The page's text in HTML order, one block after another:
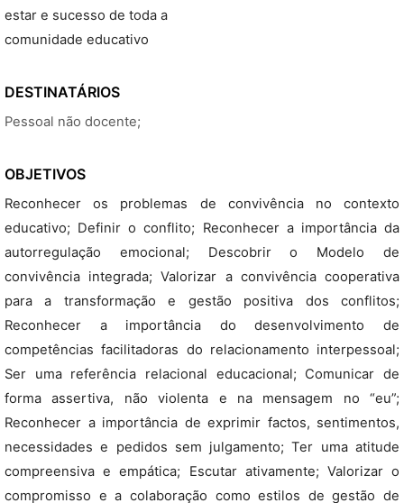
estar e sucesso de toda a
comunidade educativo
DESTINATÁRIOS
Pessoal não docente;
OBJETIVOS
Reconhecer os problemas de convivência no contexto
educativo; Definir o conflito; Reconhecer a importância da
autorregulação emocional; Descobrir o Modelo de
convivência integrada; Valorizar a convivência cooperativa
para a transformação e gestão positiva dos conflitos;
Reconhecer a importância do desenvolvimento de
competências facilitadoras do relacionamento interpessoal;
Ser uma referência relacional educacional; Comunicar de
forma assertiva, não violenta e na mensagem no “eu”;
Reconhecer a importância de exprimir factos, sentimentos,
necessidades e pedidos sem julgamento; Ter uma atitude
compreensiva e empática; Escutar ativamente; Valorizar o
compromisso e a colaboração como estilos de gestão de